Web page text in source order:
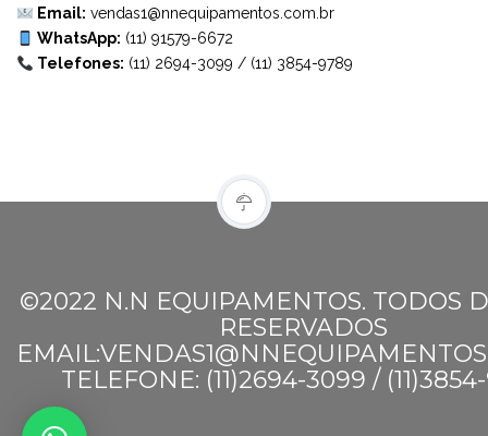
Email: vendas1@nnequipamentos.com.br
WhatsApp: (11) 91579-6672
Telefones: (11) 2694-3099 / (11) 3854-9789
©2022 N.N EQUIPAMENTOS. TODOS
RESERVADOS
TELEFONE: (11)2694-3099 /